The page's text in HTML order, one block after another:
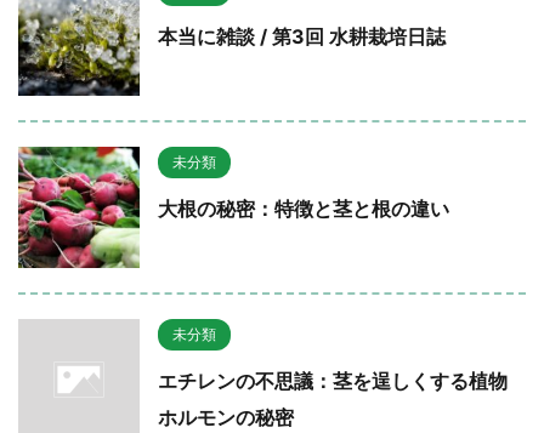
本当に雑談 / 第3回 水耕栽培日誌
未分類
大根の秘密：特徴と茎と根の違い
未分類
エチレンの不思議：茎を逞しくする植物
ホルモンの秘密